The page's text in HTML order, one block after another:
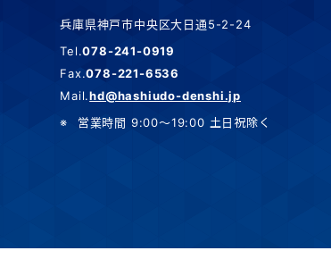
兵庫県神戸市中央区大日通5-2-24
Tel.078-241-0919
Fax.078-221-6536
Mail.hd@hashiudo-denshi.jp
営業時間 9:00～19:00 土日祝除く